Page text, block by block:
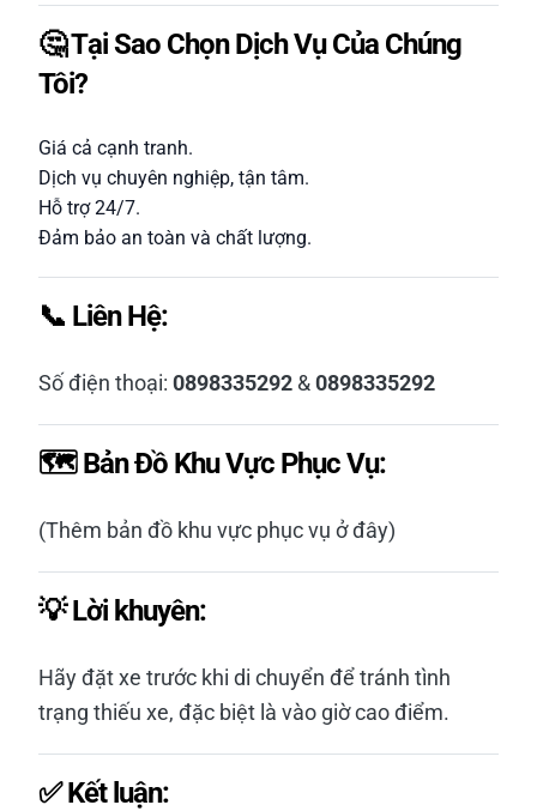
🤔 Tại Sao Chọn Dịch Vụ Của Chúng
Tôi?
Giá cả cạnh tranh.
Dịch vụ chuyên nghiệp, tận tâm.
Hỗ trợ 24/7.
Đảm bảo an toàn và chất lượng.
📞 Liên Hệ:
Số điện thoại: 0898335292 &0898335292
🗺️ Bản Đồ Khu Vực Phục Vụ:
(Thêm bản đồ khu vực phục vụ ở đây)
💡 Lời khuyên:
Hãy đặt xe trước khi di chuyển để tránh tình
trạng thiếu xe, đặc biệt là vào giờ cao điểm.
✅ Kết luận: